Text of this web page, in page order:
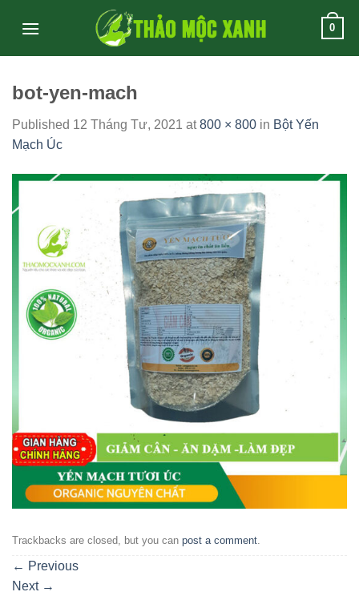
0
bot-yen-mach
Published 12 Tháng Tư, 2021 at800 × 800 in Bột Yến
Mạch Úc
Trackbacks are closed, but you can post a comment.
← Previous
Next →